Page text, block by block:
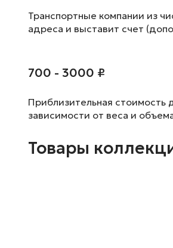
Транспортные компании из
адреса и выставит счет
700 - 3000 ₽
Приблизительная стоимость
зависимости от веса и
Товары